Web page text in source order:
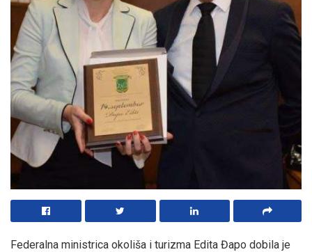
Federalna ministrica okoliša i turizma Edita Đapo dobila je